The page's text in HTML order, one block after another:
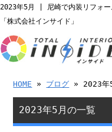
2023年5月 | 尼崎で内装リフォー
「株式会社インサイド」
HOME » ブログ » 2023年
2023年5月の一覧